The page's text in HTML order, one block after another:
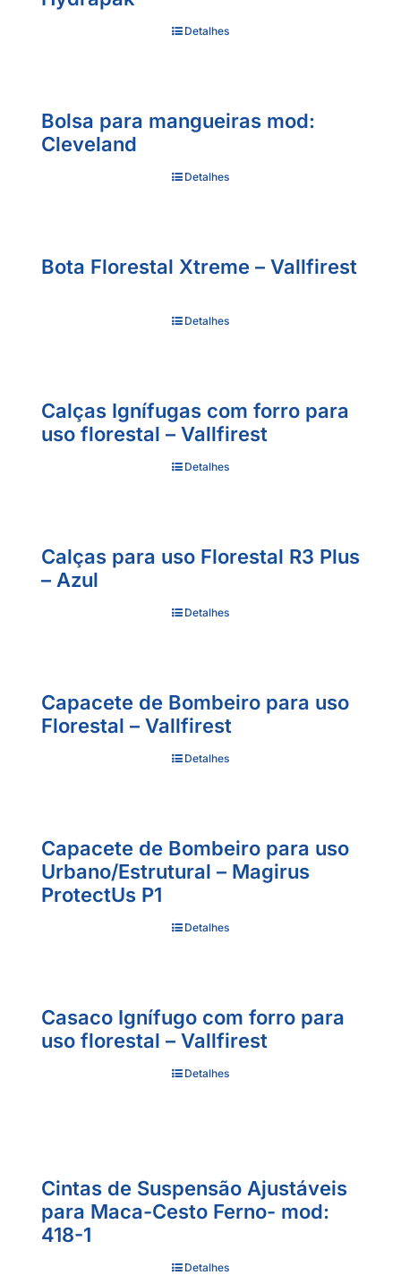
Detalhes
Bolsa para mangueiras mod:
Cleveland
Detalhes
Bota Florestal Xtreme – Vallfirest
Detalhes
Calças Ignífugas com forro para
uso florestal – Vallfirest
Detalhes
Calças para uso Florestal R3 Plus
– Azul
Detalhes
Capacete de Bombeiro para uso
Florestal – Vallfirest
Detalhes
Capacete de Bombeiro para uso
Urbano/Estrutural – Magirus
ProtectUs P1
Detalhes
Casaco Ignífugo com forro para
uso florestal – Vallfirest
Detalhes
Cintas de Suspensão Ajustáveis
para Maca-Cesto Ferno- mod:
418-1
Detalhes